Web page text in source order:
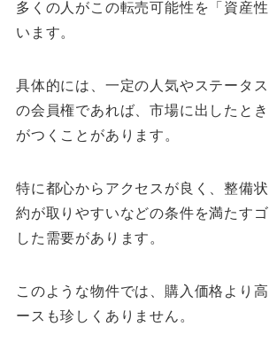
多くの人がこの転売可能性を「資産
います。
具体的には、一定の人気やステータ
の会員権であれば、市場に出したと
がつくことがあります。
特に都心からアクセスが良く、整備
約が取りやすいなどの条件を満たす
した需要があります。
このような物件では、購入価格より
ースも珍しくありません。